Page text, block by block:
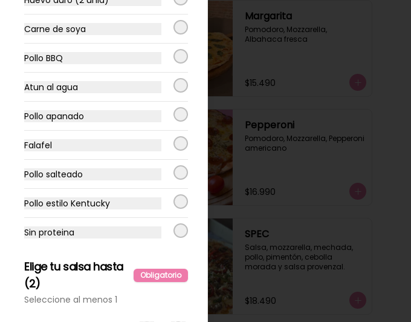
La vegana
Pomodoro, base de queso
$18.490
Margarita
Pomodoro, Mozzarella,
Albahaca fresca
$15.490
Jamon, Aceitunas negras.
$16.490
Pepperoni
Pomodoro, Mozzarella, Pepperoni
americano
$16.990
Power fit
(mozzarella y vegetal).
$17.990
SPEC
Salsa, mozzarella, mechada,
pollo, pimentón, cebolla
morada y salsa provenzal.
$18.490
Carne de soya
Pollo BBQ
Atun al agua
Pollo apanado
Falafel
Pollo salteado
Pollo estilo Kentucky
Sin proteina
Elige tu salsa hasta
(2)
Obligatorio
Seleccione al menos 1